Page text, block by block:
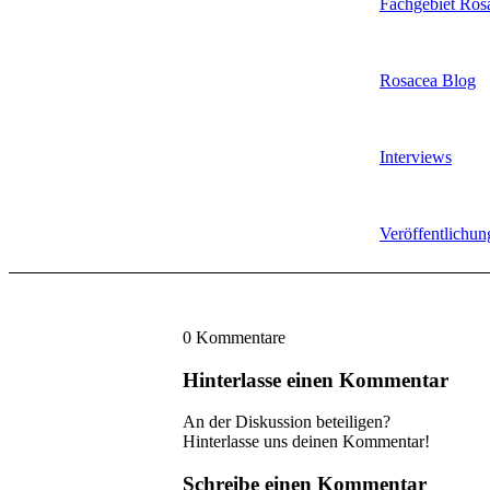
Fachgebiet
Rosacea Blog
Interviews
0 Kommentare
Hinterlasse einen Kommentar
An der Diskussion beteiligen?
Hinterlasse uns deinen Kommentar!
Schreibe einen Kommentar